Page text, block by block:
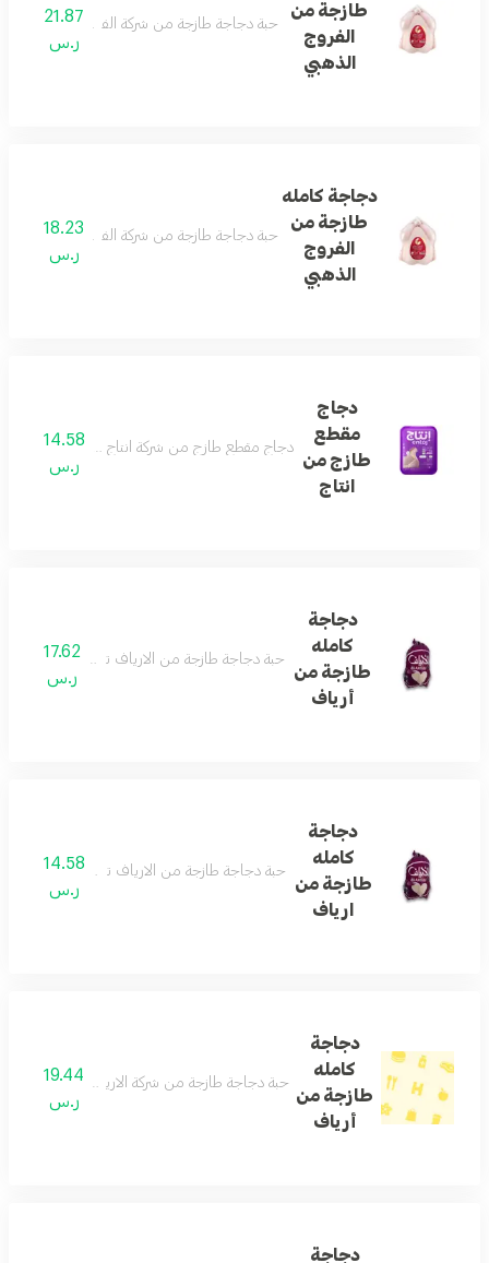
طازجة من
الفروج
الذهبي
حبة دجاجة طازجة من شركة الفروج الذهبي تصلح لجميع
21.87
ر.س
دجاجة كامله
طازجة من
الفروج
الذهبي
حبة دجاجة طازجة من شركة الفروج الذهبي تصلح لجميع
18.23
ر.س
دجاج
مقطع
طازج من
انتاج
دجاج مقطع طازج من شركة انتاج تصلح لجميع أنواع الطبخ
14.58
ر.س
دجاجة
كامله
طازجة من
أرياف
حبة دجاجة طازجة من الارياف تصلح لجميع أنواع الطبخ
17.62
ر.س
دجاجة
كامله
طازجة من
ارياف
حبة دجاجة طازجة من الارياف تصلح لجميع أنواع الطبخ
14.58
ر.س
دجاجة
كامله
طازجة من
أرياف
حبة دجاجة طازجة من شركة الارياف تصلح لجميع أنواع
19.44
ر.س
دجاجة